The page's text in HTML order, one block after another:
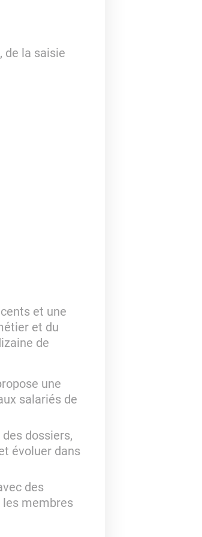
de la saisie
et une
et du
de
une
salariés de
dossiers,
évoluer dans
des
les membres